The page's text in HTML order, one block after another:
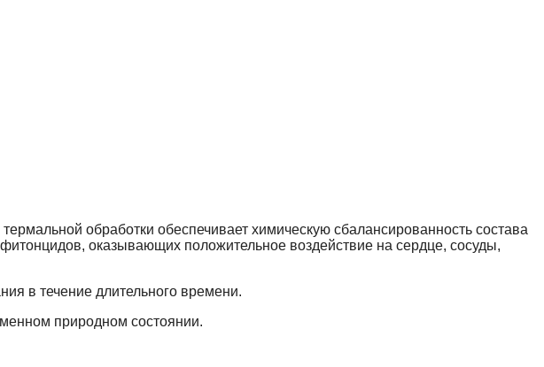
обработки обеспечивает химическую сбалансированность состава
оказывающих положительное воздействие на сердце, сосуды,
в течение длительного времени.
природном состоянии.